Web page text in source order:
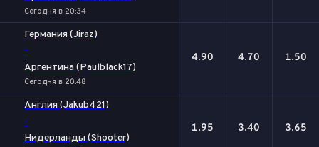
Сегодня в 20:34
Германия (Jiraz)
-
Аргентина (Paulblack17)
Сегодня в 20:48
4.90 4.70 1.50
Англия (Jakub421)
-
Нидерланды (Shooter)
1.95 3.40 3.65